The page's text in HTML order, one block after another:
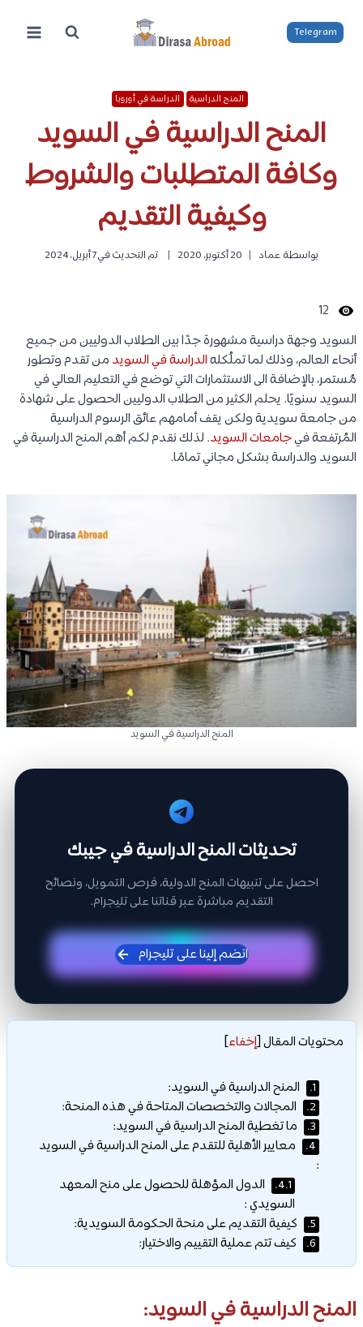
المحتوى
Telegram
المنح الدراسية الدراسة في أوروبا
المنح الدراسية في السويد
وكافة المتطلبات والشروط
وكيفية التقديم
بواسطة عماد 20 أكتوبر، 2020 تم التحديث في7 أبريل، 2024
12
السويد وجهة دراسية مشهورة جدًا بين الطلاب الدوليين من جميع
أنحاء العالم، وذلك لما تملُكلهالدراسة في السويد من تقدم وتطور
مُستمر، بالإضافة الى الاستثمارات التي توضع في التعليم العالي في
السويد سنويًا. يحلم الكثير من الطلاب الدوليين الحصول على شهادة
من جامعة سويدية ولكن يقف أمامهم عائق الرسوم الدراسية
المُرتفعة فيجامعات السويد. لذلك نقدم لكم أهم المنح الدراسية في
السويد والدراسة بشكل مجاني تمامًا.
المنح الدراسية في السويد
تحديثات المنح الدراسية في جيبك
احصل على تنبيهات المنح الدولية، فرص التمويل، ونصائح
التقديم مباشرة عبر قناتنا على تليجرام.
انضم إلينا على تليجرام
محتويات المقال[إخفاء]
1. المنح الدراسية في السويد:
2. المجالات والتخصصات المتاحة في هذه المنحة:
3. ما تغطية المنح الدراسية في السويد:
4.
معايير الأهلية للتقدم على المنح الدراسية في السويد
:
4.1.
الدول المؤهلة للحصول على منح المعهد
السويدي :
5. كيفية التقديم على منحة الحكومة السويدية:
6. كيف تتم عملية التقييم والاختيار:
المنح الدراسية في السويد: